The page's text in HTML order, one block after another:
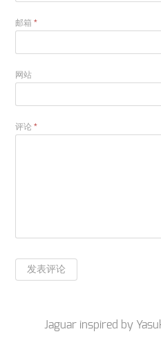
邮箱*
网站
评论*
Jaguar inspired by